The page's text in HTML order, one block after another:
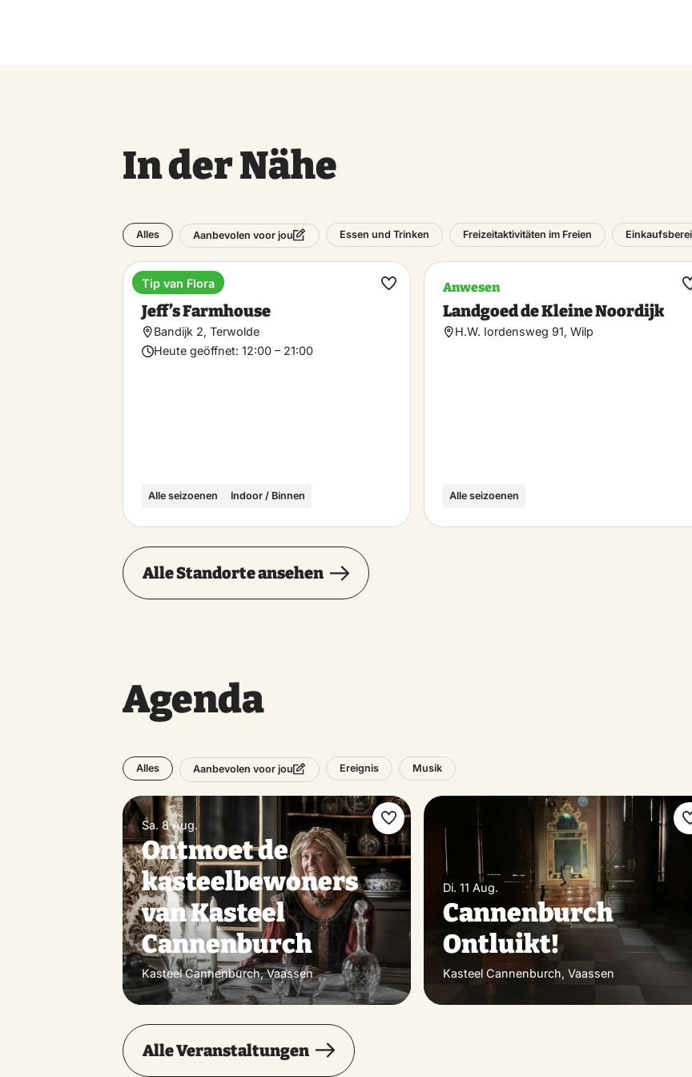
In der Nähe
Alles Aanbevolen voor jou Essen und Trinken Freizeitaktivitäten im Freien
Abendessen
Jeff’s Farmhouse
Bandijk 2, Terwolde
Heute geöffnet: 12:00 – 21:00
Alle seizoenen Indoor / Binnen
Tip van Flora
Favorit
machen
Anwesen
Landgoed de Kleine Noordijk
H.W. Iordensweg 91, Wilp
Alle seizoenen
Alle Standorte ansehen
Agenda
Alles Aanbevolen voor jou Ereignis Musik
Sa. 8 Aug.
Ontmoet de
kasteelbewoners
van Kasteel
Cannenburch
Kasteel Cannenburch, Vaassen
Favorit
machen
Di. 11 Aug.
Cannenburch
Ontluikt!
Kasteel Cannenburch, Vaassen
Alle Veranstaltungen